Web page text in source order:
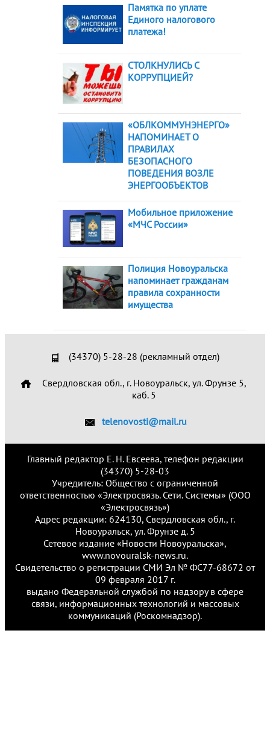
Памятка по уплате
Единого налогового
платежа!
СТОЛКНУЛИСЬ С
КОРРУПЦИЕЙ?
«ОБЛКОММУНЭНЕРГО»
НАПОМИНАЕТ О
ПРАВИЛАХ
БЕЗОПАСНОГО
ПОВЕДЕНИЯ ВОЗЛЕ
ЭНЕРГООБЪЕКТОВ
Мобильное приложение
«МЧС России»
Полиция Новоуральска
напоминает гражданам
правила сохранности
имущества
(34370) 5-28-28 (рекламный отдел)
Свердловская обл., г. Новоуральск, ул. Фрунзе 5,
каб. 5
telenovosti@mail.ru
Главный редактор Е. Н. Евсеева, телефон редакции
(34370) 5-28-03
Учредитель: Общество с ограниченной
ответственностью «Электросвязь. Сети. Системы» (ООО
«Электросвязь»)
Адрес редакции: 624130, Свердловская обл., г.
Новоуральск, ул. Фрунзе д. 5
Сетевое издание «Новости Новоуральска»,
www.novouralsk-news.ru.
Свидетельство о регистрации СМИ Эл № ФС77-68672 от
09 февраля 2017 г.
выдано Федеральной службой по надзору в сфере
связи, информационных технологий и массовых
коммуникаций (Роскомнадзор).